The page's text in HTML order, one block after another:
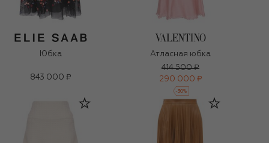
Юбка
843 000 ₽
Атласная юбка
414 500 ₽
290 000 ₽
-30%